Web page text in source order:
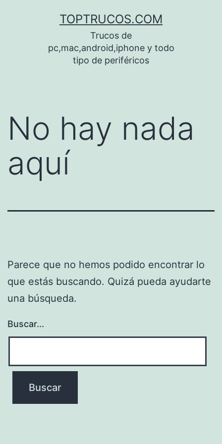
TOPTRUCOS.COM
Trucos de
pc,mac,android,iphone y todo
tipo de periféricos
No hay nada
aquí
Parece que no hemos podido encontrar lo
que estás buscando. Quizá pueda ayudarte
una búsqueda.
Buscar...